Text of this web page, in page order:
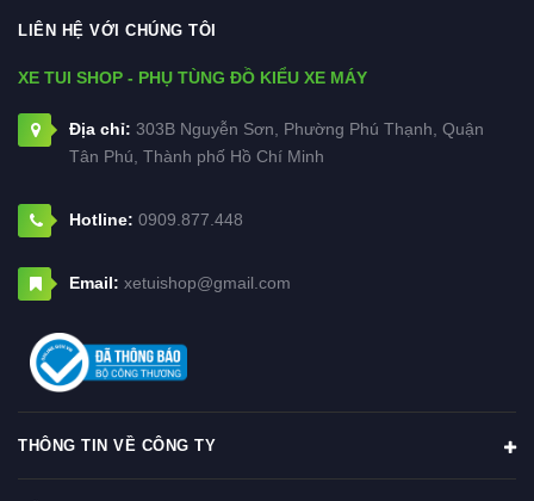
LIÊN HỆ VỚI CHÚNG TÔI
XE TUI SHOP - PHỤ TÙNG ĐỒ KIỂU XE MÁY
Địa chỉ: 303B Nguyễn Sơn, Phường Phú Thạnh, Quận
Tân Phú, Thành phố Hồ Chí Minh
Hotline: 0909.877.448
Email: xetuishop@gmail.com
THÔNG TIN VỀ CÔNG TY